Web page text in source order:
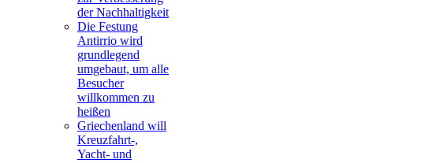
der Nachhaltigkeit
Die Festung
Antirrio wird
grundlegend
umgebaut, um alle
Besucher
willkommen zu
heißen
Griechenland will
Kreuzfahrt-,
Yacht- und